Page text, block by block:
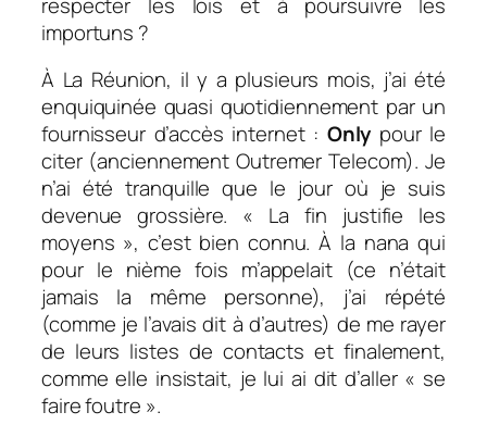
importuns ?
À La Réunion, il y a plusieurs mois, j’ai été
enquiquinée quasi quotidiennement par un
fournisseur d’accès internet : Only pour le
citer (anciennement Outremer Telecom). Je
n’ai été tranquille que le jour où je suis
devenue grossière. « La fin justifie les
moyens », c’est bien connu. À la nana qui
pour le nième fois m’appelait (ce n’était
jamais la même personne), j’ai répété
(comme je l’avais dit à d’autres) de me rayer
de leurs listes de contacts et finalement,
comme elle insistait, je lui ai dit d’aller « se
faire foutre ».